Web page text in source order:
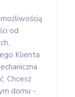
od
Klienta
Chcesz
domu -